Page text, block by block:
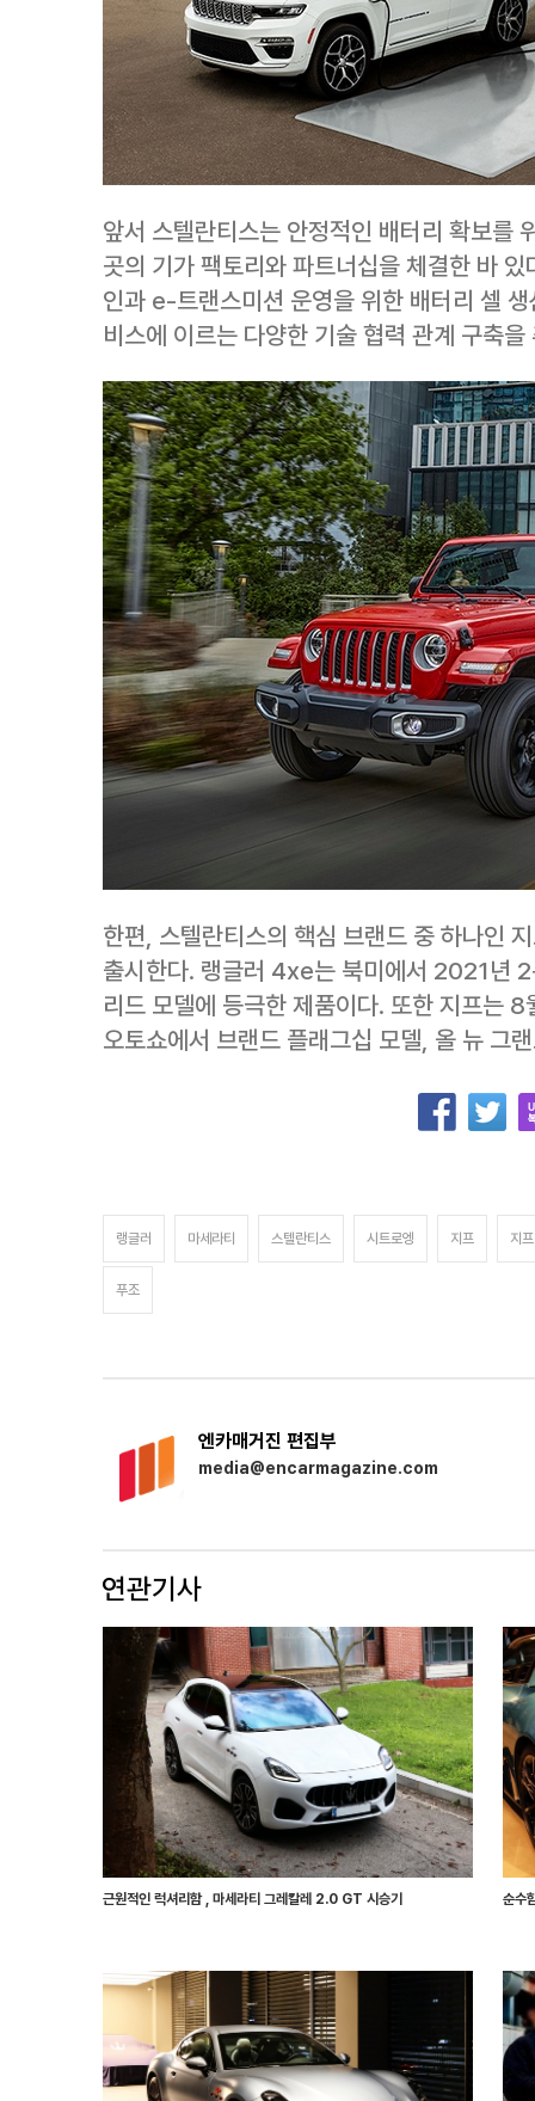
앞서 스텔란티스는 안정적인 배터리 확보를
곳의 기가 팩토리와 파트너십을 체결한 바
인과 e-트랜스미션 운영을 위한 배터리 셀
비스에 이르는 다양한 기술 협력 관계 구축을
한편, 스텔란티스의 핵심 브랜드 중 하나인
출시한다. 랭글러 4xe는 북미에서 2021년
리드 모델에 등극한 제품이다. 또한 지프는
오토쇼에서 브랜드 플래그십 모델, 올 뉴 그
랭글러 마세라티 스텔란티스 시트로엥 지프 지
푸조
엔카매거진 편집부
media@encarmagazine.com
근원적인 럭셔리함 , 마세라티 그레칼레 2.0 GT 시승기 순수